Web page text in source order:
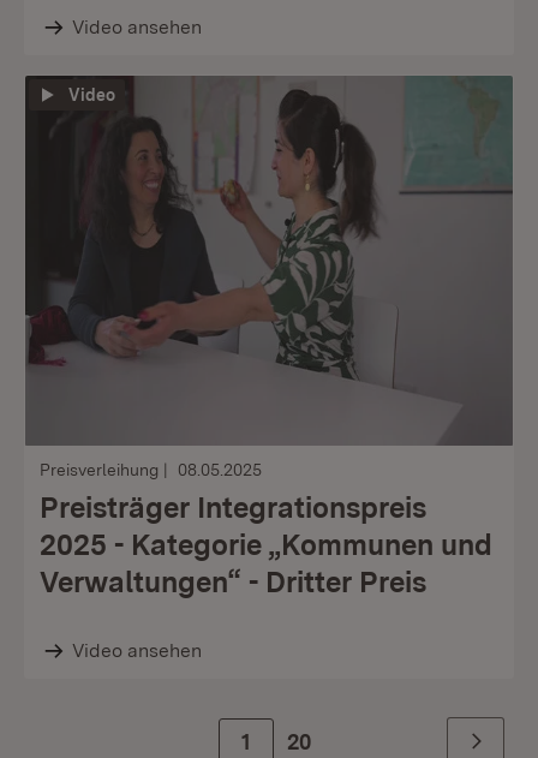
Video ansehen
Video
Preisverleihung 08.05.2025
Preisträger Integrationspreis
2025 - Kategorie „Kommunen und
Verwaltungen“ - Dritter Preis
Video ansehen
Zur Seite
1 20 Weiter